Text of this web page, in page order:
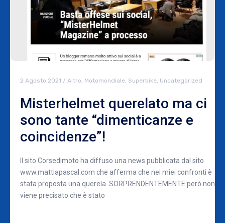
2 Agosto 2021 / Altro, Motomondiale, Superbike, Uncategorized
Misterhelmet querelato ma ci
sono tante “dimenticanze e
coincidenze”!
Il sito Corsedimoto ha diffuso una news pubblicata dal sito
www.mattiapascal.com che afferma che nei miei confronti è
stata proposta una querela. SORPRENDENTEMENTE però non
viene precisato che è stato